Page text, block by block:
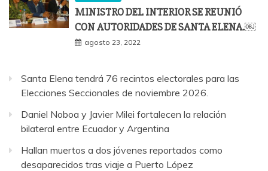
MINISTRO DEL INTERIOR SE REUNIÓ
CON AUTORIDADES DE SANTA ELENA.￼
agosto 23, 2022
Santa Elena tendrá 76 recintos electorales para las
Elecciones Seccionales de noviembre 2026.
Daniel Noboa y Javier Milei fortalecen la relación
bilateral entre Ecuador y Argentina
Hallan muertos a dos jóvenes reportados como
desaparecidos tras viaje a Puerto López